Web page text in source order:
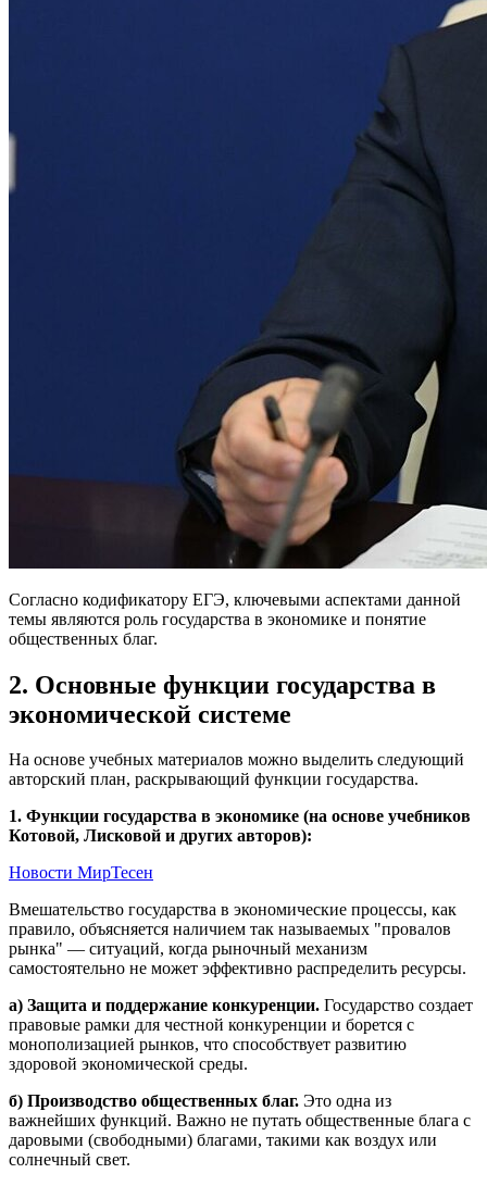
Согласно кодификатору ЕГЭ, ключевыми аспектами данной
темы являются роль государства в экономике и понятие
общественных благ.
2. Основные функции государства в
экономической системе
На основе учебных материалов можно выделить следующий
авторский план, раскрывающий функции государства.
1. Функции государства в экономике (на основе учебников
Котовой, Лисковой и других авторов):
Новости МирТесен
Вмешательство государства в экономические процессы, как
правило, объясняется наличием так называемых "провалов
рынка" — ситуаций, когда рыночный механизм
самостоятельно не может эффективно распределить ресурсы.
а) Защита и поддержание конкуренции. Государство создает
правовые рамки для честной конкуренции и борется с
монополизацией рынков, что способствует развитию
здоровой экономической среды.
б) Производство общественных благ. Это одна из
важнейших функций. Важно не путать общественные блага с
даровыми (свободными) благами, такими как воздух или
солнечный свет.